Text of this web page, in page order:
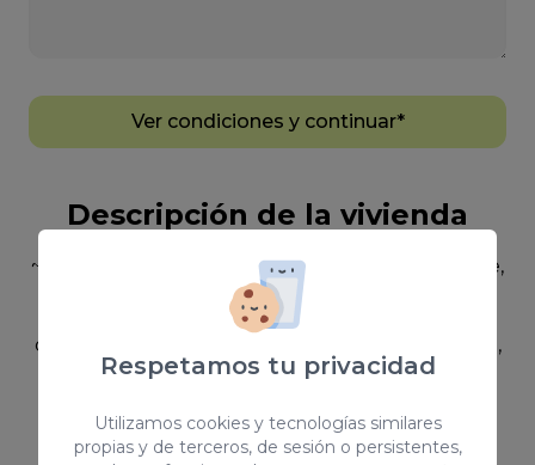
Ver condiciones y continuar*
Descripción de la vivienda
~Se alquila 3 oficinas de 30 m² aproximadamente,
ubicada en La Garita, en una excelente zona a
pocos metros del paseo marítimo.~El espacio
cuenta con una distribución funcional y cómoda,
ideal para profesionales, empresas.~~Serian 3
300€ mensual~~Ubicada en un entorno
tranquilo y con fácil acceso, cercana a servicios,
Respetamos tu privacidad
Utilizamos cookies y tecnologías similares
propias y de terceros, de sesión o persistentes,